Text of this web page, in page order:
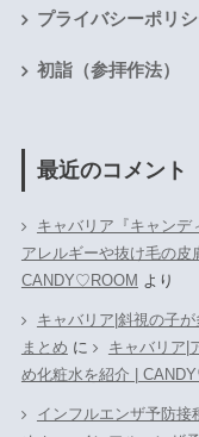
プライバシーポリ
初詣（参拝作法）
最近のコメント
キャバリア『キャンデ
アレルギーや抜け毛の皮
CANDY♡ROOM より
キャバリア|斜視の子
まとめ に
キャバリア|
め化粧水を紹介 |
インフルエンザ予防接